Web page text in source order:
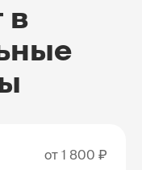
в
от 1 800 ₽